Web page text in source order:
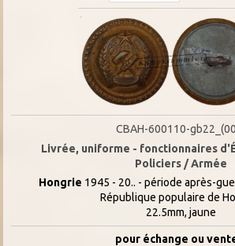
CBAH-600110-
Livrée, uniforme - fonctionnaires
Policiers / Armée
Hongrie 1945 - 20.. - période après-
République populaire de
22.5mm, jaune
pour échange ou